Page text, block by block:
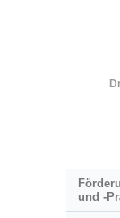
und -